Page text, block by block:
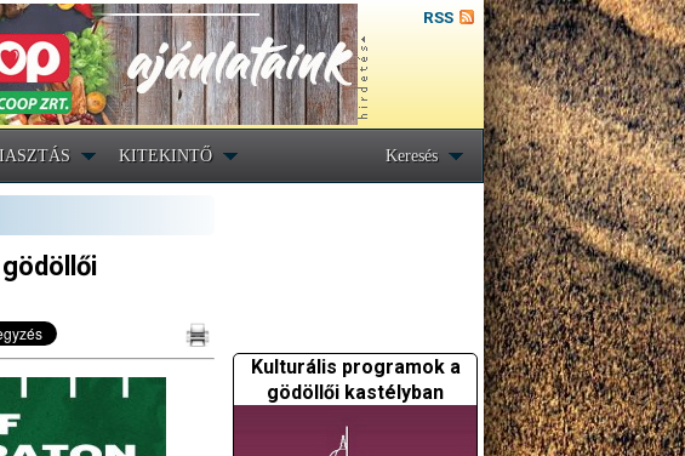
RSS
KITEKINTŐ Keresés
Kulturális programok a
gödöllői kastélyban